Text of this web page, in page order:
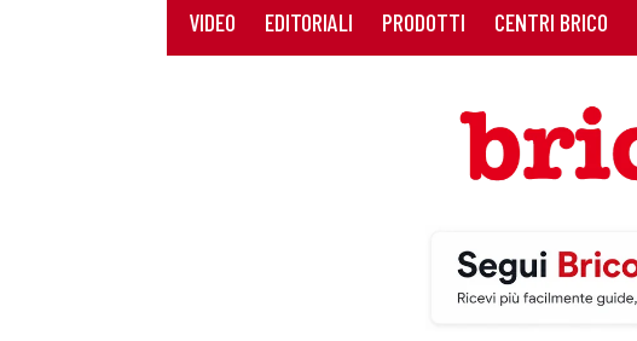
VIDEO EDITORIALI PRODOTTI CENTRI BRICO